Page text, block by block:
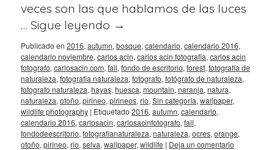
veces son las que hablamos de las luces
… Sigue leyendo →
Publicado en 2016, autumn, bosque, calendario, calendario 2016,
calendario noviembre, carlos acin, carlos acin fotografia, carlos acin
fotografo, carlosacin.com, fall, fondo de escritorio, forest, fotografía de
naturaleza, fotografia naturaleza, fotografo, fotógrafo de naturaleza,
fotografo naturaleza, hayas, huesca, mountain, naranja, natura,
naturaleza, otoño, pirineo, pirineos, rio, Sin categoría, wallpaper,
wildlife photography | Etiquetado 2016, autumn, calendario,
calendario 2016, carlosacin, carlosacinfotografo, fall,
fondodeescritorio, fotografianaturaleza, naturaleza, ocres, orange,
otoño, pirineo, rio, selva, wallpaper, wildlife | Deja un comentario